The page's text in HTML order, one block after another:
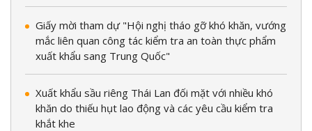
Giấy mời tham dự "Hội nghị tháo gỡ khó khăn, vướng
mắc liên quan công tác kiểm tra an toàn thực phẩm
xuất khẩu sang Trung Quốc"
Xuất khẩu sầu riêng Thái Lan đối mặt với nhiều khó
khăn do thiếu hụt lao động và các yêu cầu kiểm tra
khắt khe